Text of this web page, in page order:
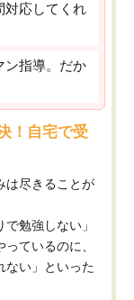
対応してくれ
ン指導。だか
！自宅で受
は尽きることが
勉強しない」
ているのに、
ない」といった